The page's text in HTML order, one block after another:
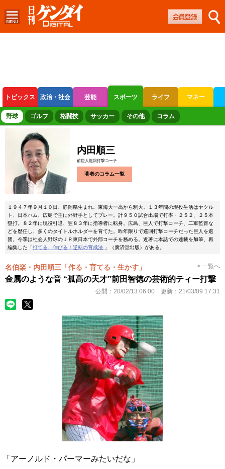
トピックス 政治・社会 芸能 スポーツ ライフ マネー
ボートレース 競輪 オートレース
野球 ゴルフ 格闘技 サッカー その他 コラム
内田順三
前巨人巡回打撃コーチ
著者のコラム一覧
１９４７年９月１０日、静岡県生まれ。東海大一高から駒大。１３年間の現役生活はヤクル
ト、日本ハム、広島で主に外野手としてプレー。計９５０試合出場で打率・２５２、２５本
塁打。８２年に現役引退、翌８３年に指導者に転身。広島、巨人で打撃コーチ、二軍監督な
どを歴任し、多くのタイトルホルダーを育てた。昨年限りで巡回打撃コーチだった巨人を退
団。今季は社会人野球のＪＲ東日本で外部コーチを務める。近著に本誌での連載を加筆、再
編集した「打てる、伸びる！逆転の育成法 」（廣済堂出版）がある。
名伯楽・内田順三「作る・育てる・生かす」 > 一覧へ
金属のような音 “孤高の天才”前田智徳の芸術的ティー打撃
公開： 20/02/13 06:00 更新： 21/03/09 17:31
「アーノルド・パーマーみたいだな」